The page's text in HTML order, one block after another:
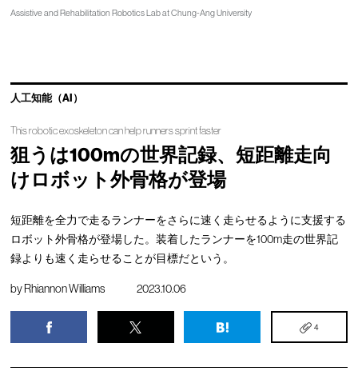
Assistive and Rehabilitation Robotics Lab at Chung-Ang University
人工知能（AI）
This robotic exoskeleton can help runners sprint faster
狙うは100mの世界記録、短距離走向
けロボット外骨格が登場
短距離を全力で走るランナーをさらに速く走らせるように支援する
ロボット外骨格が登場した。装着したランナーを100m走の世界記
録よりも速く走らせることが目標だという。
byRhiannon Williams 2023.10.06
4